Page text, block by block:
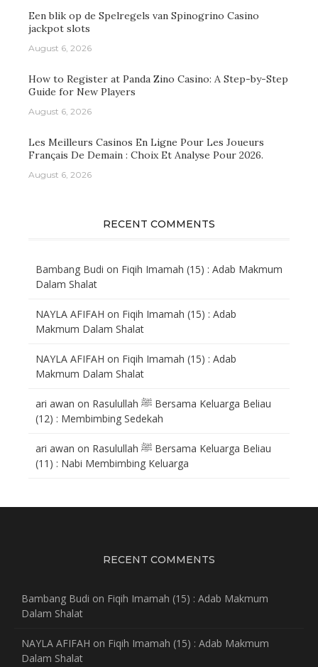
Een blik op de Spelregels van Spinogrino Casino
jackpot slots
August 6, 2026
How to Register at Panda Zino Casino: A Step-by-Step
Guide for New Players
August 6, 2026
Les Meilleurs Casinos En Ligne Pour Les Joueurs
Français De Demain : Choix Et Analyse Pour 2026.
August 6, 2026
RECENT COMMENTS
Bambang Budi on Fiqih Imamah (15) : Adab Makmum
Dalam Shalat
NAYLA AFIFAH on Fiqih Imamah (15) : Adab
Makmum Dalam Shalat
NAYLA AFIFAH on Fiqih Imamah (15) : Adab
Makmum Dalam Shalat
ari awan on Rasulullah ﷺ Bersama Keluarga Beliau
(12) : Membimbing Sedekah
ari awan on Rasulullah ﷺ Bersama Keluarga Beliau
(11) : Nabi Membimbing Keluarga
RECENT COMMENTS
Bambang Budi on Fiqih Imamah (15) : Adab Makmum
Dalam Shalat
NAYLA AFIFAH on Fiqih Imamah (15) : Adab Makmum
Dalam Shalat